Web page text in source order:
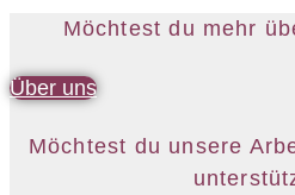
Möchtest du mehr
Über uns
Möchtest du unsere